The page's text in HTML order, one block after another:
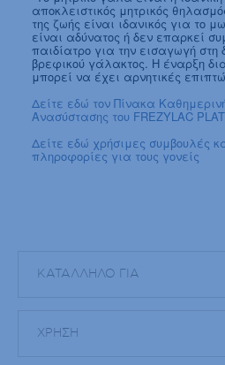
αποκλειστικός μητρικός
της ζωής είναι ιδανικός για το
είναι αδύνατος ή δεν επαρκεί
παιδίατρο για την εισαγωγή
βρεφικού γάλακτος. Η έναρξη
μπορεί να έχει αρνητικές
Δείτε εδώ τον Πίνακα
Ανασύστασης του FREZYLAC
Δείτε εδώ χρήσιμες συμβουλές
πληροφορίες για τους γονείς
ΚΑΤΑΛΛΗΛΟ ΓΙΑ
ΧΡΗΣΗ